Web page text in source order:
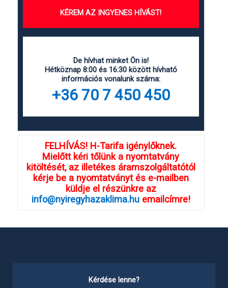
KÉREM AZ INGYENES HÍVÁST!
De hívhat minket Ön is!
Hétköznap 8:00 és 16:30 között hívható
információs vonalunk száma:
+36 70 7 450 450
FELHÍVÁS! H-Tarifa igénylőknek.
Mielőtt kéri tőlünk a nyomtatvány
kitöltését, az illetékes áramszolgáltatótól
kérje be a nyomtatványt és e-mailben
küldje el részünkre az
info@nyiregyhazaklima.huemailcímre!
Kérdése lenne?